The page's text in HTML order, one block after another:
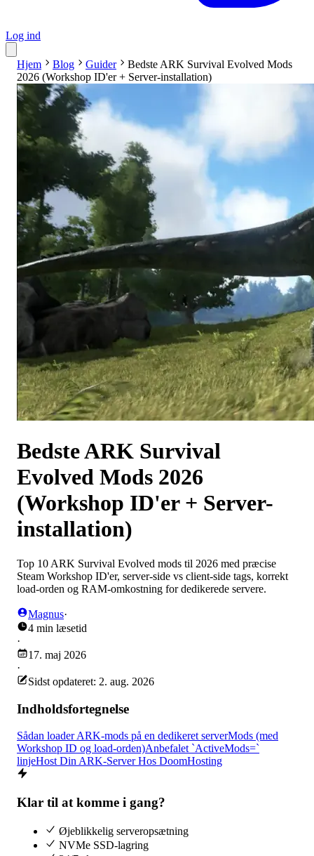
Log ind
Hjem Blog Guider
Bedste ARK Survival Evolved Mods
2026 (Workshop ID'er + Server-installation)
Bedste ARK Survival
Evolved Mods 2026
(Workshop ID'er + Server-
installation)
Top 10 ARK Survival Evolved mods til 2026 med præcise
Steam Workshop ID'er, server-side vs client-side tags, korrekt
load-orden og RAM-omkostning for dedikerede servere.
Magnus·
4 min læsetid
·
17. maj 2026
·
Sidst opdateret: 2. aug. 2026
Indholdsfortegnelse
Sådan loader ARK-mods på en dedikeret serverMods (med
Workshop ID og load-orden)Anbefalet `ActiveMods=`
linjeHost Din ARK-Server Hos DoomHosting
Klar til at komme i gang?
Øjeblikkelig serveropsætning
NVMe SSD-lagring